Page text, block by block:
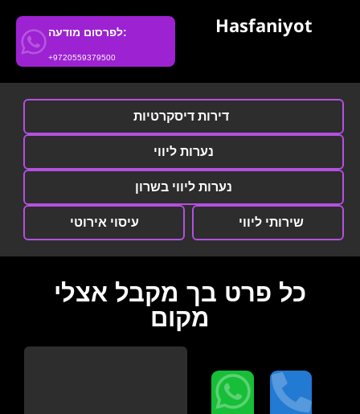
לפרסום מודעה:
+9720559379500
Hasfaniyot
דירות דיסקרטיות
נערות ליווי
נערות ליווי בשרון
עיסוי אירוטי שירותי ליווי
כל פרט בך מקבל אצלי
מקום